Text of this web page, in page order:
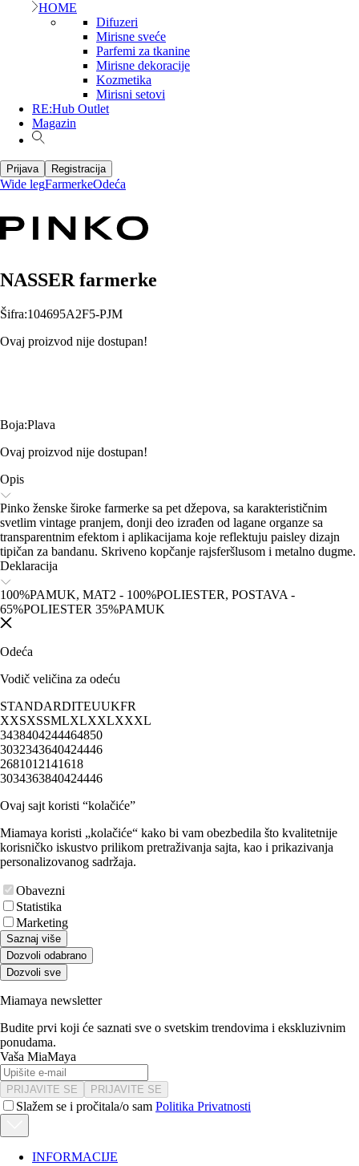
HOME
Difuzeri
Mirisne sveće
Parfemi za tkanine
Mirisne dekoracije
Kozmetika
Mirisni setovi
RE:Hub Outlet
Magazin
Prijava Registracija
Wide legFarmerkeOdeća
NASSER farmerke
Šifra:104695A2F5-PJM
Ovaj proizvod nije dostupan!
Boja:Plava
Ovaj proizvod nije dostupan!
Opis
Pinko ženske široke farmerke sa pet džepova, sa karakterističnim
svetlim vintage pranjem, donji deo izrađen od lagane organze sa
transparentnim efektom i aplikacijama koje reflektuju paisley dizajn
tipičan za bandanu. Skriveno kopčanje rajsferšlusom i metalno dugme.
Deklaracija
100%PAMUK, MAT2 - 100%POLIESTER, POSTAVA -
65%POLIESTER 35%PAMUK
Odeća
Vodič veličina za odeću
STANDARDITEUUKFR
XXSXSSMLXLXXLXXXL
3438404244464850
3032343640424446
2681012141618
3034363840424446
Ovaj sajt koristi “kolačiće”
Miamaya koristi „kolačiće“ kako bi vam obezbedila što kvalitetnije
korisničko iskustvo prilikom pretraživanja sajta, kao i prikazivanja
personalizovanog sadržaja.
Obavezni
Statistika
Marketing
Saznaj više
Dozvoli odabrano
Dozvoli sve
Miamaya newsletter
Budite prvi koji će saznati sve o svetskim trendovima i ekskluzivnim
ponudama.
Vaša MiaMaya
PRIJAVITE SE PRIJAVITE SE
Slažem se i pročitala/o sam Politika Privatnosti
INFORMACIJE